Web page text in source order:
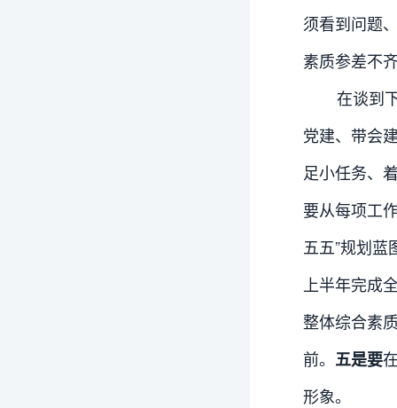
须看到问题
素质参差不
在谈到
党建、带会
足小任务、
要从每项工
五五”规划蓝
上半年完成
整体综合素
前。 五是要
形象。